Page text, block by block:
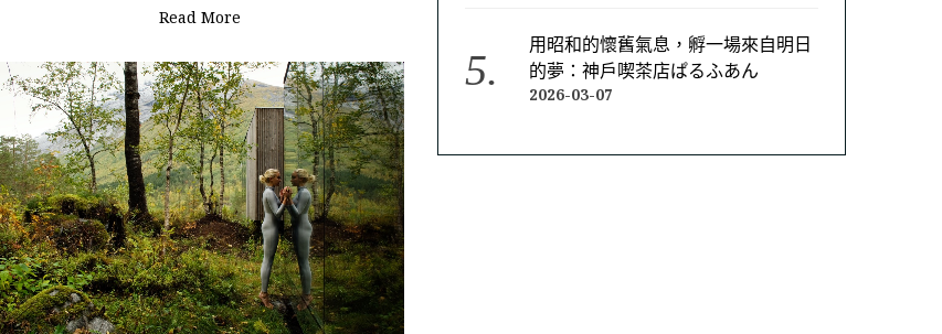
Read More
用昭和的懷舊氣息，孵一場來自明日
的夢：神戶喫茶店ぱるふあん
2026-03-07